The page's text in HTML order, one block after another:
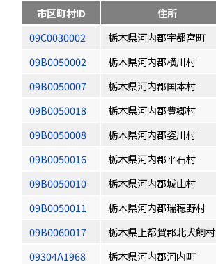
市区町村ID 住所
09C0030002
栃木県河内郡宇都宮町
09B0050002
栃木県河内郡横川村
09B0050007
栃木県河内郡国本村
09B0050018
栃木県河内郡豊郷村
09B0050008
栃木県河内郡姿川村
09B0050016
栃木県河内郡平石村
09B0050010
栃木県河内郡城山村
09B0050011
栃木県河内郡瑞穂野村
09B0060017
栃木県上都賀郡北犬飼村
09304A1968
栃木県河内郡河内町